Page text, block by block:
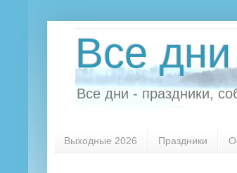
Все дни
Все дни - праздники,
Выходные 2026 Праздники